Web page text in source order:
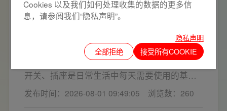
优异，可有效应对电压瞬变、电网波动等场
景，减少无故跳闸、误跳闸等故障问题。
关电气套装厂家为您详解
多媒体箱大多暗装在入户大门两侧，既是家居
装修美观度，外观颜值、内部空间、模块化功
能都是核心选购指标。不少业主装修采购时会
一站式配齐全屋电气产品，选择综合实力过硬
的家用开关电气套装厂家，可以同时搞定开关
购与售后更省心。
如何规划开关插座数量与位置？靠谱家用
开关电气套装品牌怎么选？
开关、插座是日常生活中每天需要使用的基础
电气配件。随着家用电器的普及，需要的电源
插座和开关也会越来越多。装修前期除了规划
发布时间：2026-08-01 09:49:05 浏览数：260
Cookies 以及我们如何处理收集的数据的更多信
息，请参阅我们“隐私声明”。
隐私声明
全部拒绝
接受所有COOKIE